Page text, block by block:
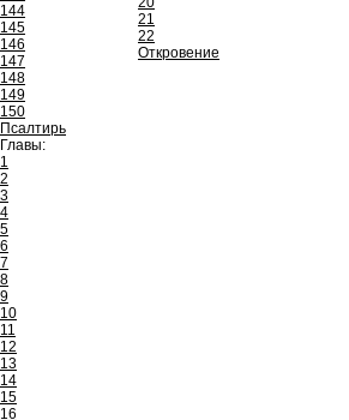
144
145
146
147
148
149
150
Псалтирь
Главы:
1
2
3
4
5
6
7
8
9
10
11
12
13
14
15
16
21
22
Откровение